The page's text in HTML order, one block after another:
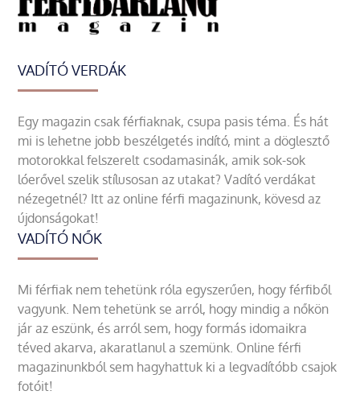
VADÍTÓ VERDÁK
Egy magazin csak férfiaknak, csupa pasis téma. És hát
mi is lehetne jobb beszélgetés indító, mint a döglesztő
motorokkal felszerelt csodamasinák, amik sok-sok
lóerővel szelik stílusosan az utakat? Vadító verdákat
nézegetnél? Itt az online férfi magazinunk, kövesd az
újdonságokat!
VADÍTÓ NŐK
Mi férfiak nem tehetünk róla egyszerűen, hogy férfiből
vagyunk. Nem tehetünk se arról, hogy mindig a nőkön
jár az eszünk, és arról sem, hogy formás idomaikra
téved akarva, akaratlanul a szemünk. Online férfi
magazinunkból sem hagyhattuk ki a legvadítóbb csajok
fotóit!